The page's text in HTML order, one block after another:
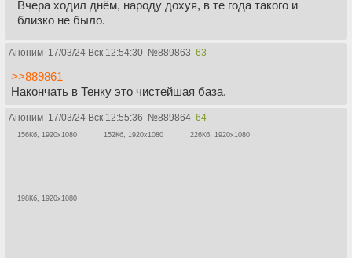
Вчера ходил днём, народу дохуя, в те года такого и
близко не было.
Аноним 17/03/24 Вск 12:54:30 №889863 63
>>889861
Накончать в Тенку это чистейшая база.
Аноним 17/03/24 Вск 12:55:36 №889864 64
156Кб, 1920x1080 152Кб, 1920x1080 226Кб, 1920x1080
198Кб, 1920x1080